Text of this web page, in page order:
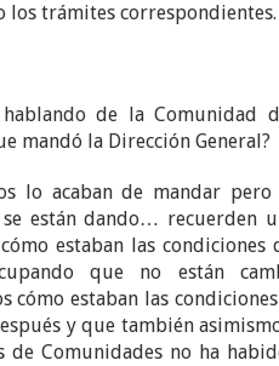
los trámites correspondientes.
hablando de la Comunidad
mandó la Dirección General?
lo acaban de mandar
se están dando… recuerden
estaban las
que no están
cómo estaban las
y que también
de Comunidades no ha